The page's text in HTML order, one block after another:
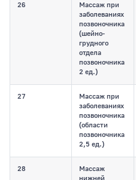
26
Массаж при
заболеваниях
позвоночника
(шейно-
грудного
отдела
позвоночника
2 ед.)
27
Массаж при
заболеваниях
позвоночника
(области
позвоночника
2,5 ед.)
28
Массаж